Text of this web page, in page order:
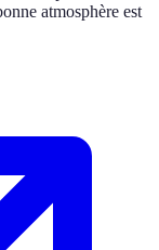
atmosphère est